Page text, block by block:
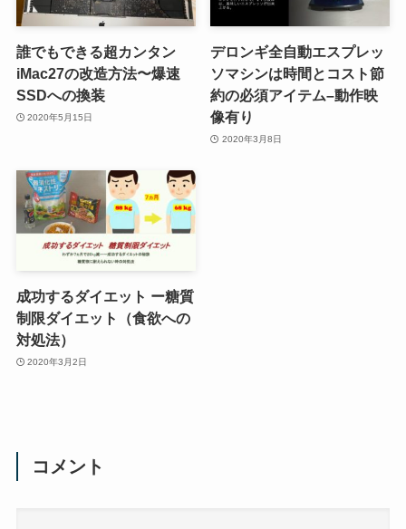
誰でもできる超カンタン
iMac27の改造方法〜爆速
SSDへの換装
2020年5月15日
デロンギ全自動エスプレッ
ソマシンは時間とコスト節
約の必須アイテム–動作映
像有り
2020年3月8日
成功するダイエット ー糖質
制限ダイエット（食欲への
対処法）
2020年3月2日
コメント